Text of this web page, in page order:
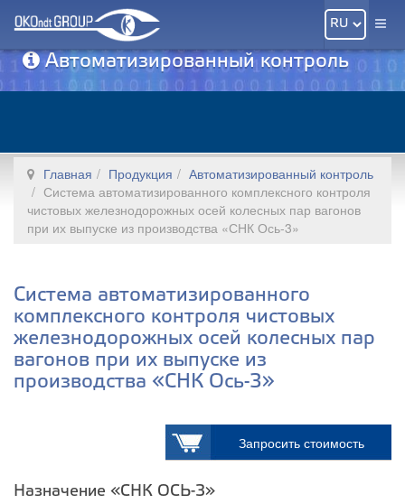
Автоматизированный контроль
Главная Продукция
Автоматизированный контроль
Система автоматизированного комплексного контроля
чистовых железнодорожных осей колесных пар вагонов
при их выпуске из производства «СНК Ось-3»
Система автоматизированного
комплексного контроля чистовых
железнодорожных осей колесных пар
вагонов при их выпуске из
производства «СНК Ось-3»
Запросить стоимость
Назначение «СНК ОСЬ-3»